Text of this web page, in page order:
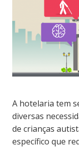
A hotelaria tem
diversas
de crianças
específico que